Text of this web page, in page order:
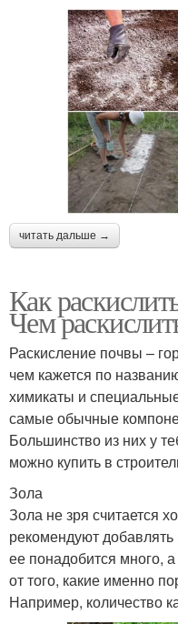
читать дальше →
Как
Чем
Раскисление почвы –
чем кажется по
химикаты и
самые обычные
Большинство из них у
можно купить в
Зола
Зола не зря считается
рекомендуют добавлять
ее понадобится много,
от того, какие именно
Например, количество